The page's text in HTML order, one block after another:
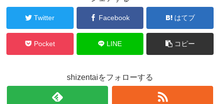
Twitter Facebook はてブ
Pocket LINE コピー
shizentaiをフォローする